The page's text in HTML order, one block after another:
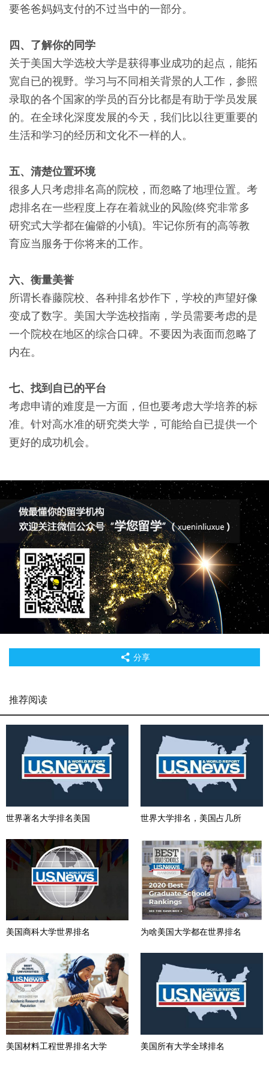
要爸爸妈妈支付的不过当中的一部分。
四、了解你的同学
关于美国大学选校大学是获得事业成功的起点，能拓
宽自已的视野。学习与不同相关背景的人工作，参照
录取的各个国家的学员的百分比都是有助于学员发展
的。在全球化深度发展的今天，我们比以往更重要的
生活和学习的经历和文化不一样的人。
五、清楚位置环境
很多人只考虑排名高的院校，而忽略了地理位置。考
虑排名在一些程度上存在着就业的风险(终究非常多
研究式大学都在偏僻的小镇)。牢记你所有的高等教
育应当服务于你将来的工作。
六、衡量美誉
所谓长春藤院校、各种排名炒作下，学校的声望好像
变成了数字。美国大学选校指南，学员需要考虑的是
一个院校在地区的综合口碑。不要因为表面而忽略了
内在。
七、找到自已的平台
考虑申请的难度是一方面，但也要考虑大学培养的标
准。针对高水准的研究类大学，可能给自已提供一个
更好的成功机会。
分享
推荐阅读
世界著名大学排名美国
美国商科大学世界排名
美国材料工程世界排名大学
世界大学排名，美国占几所
为啥美国大学都在世界排名
美国所有大学全球排名